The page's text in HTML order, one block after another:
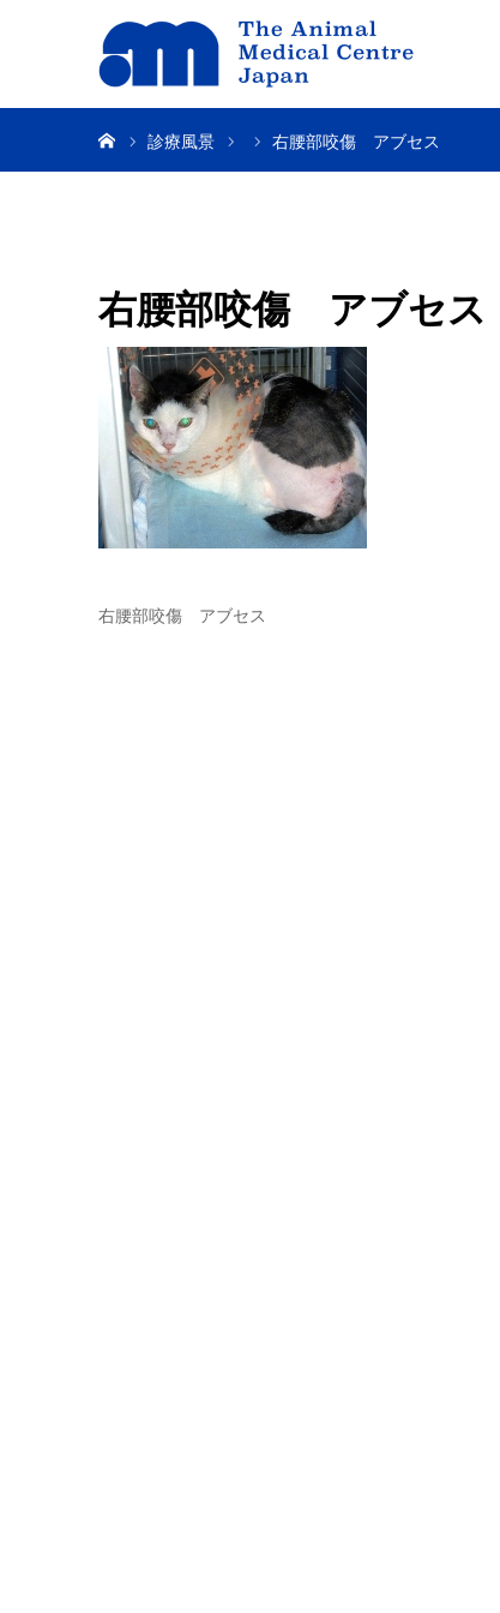
診療風景 右腰部咬傷 アブセス
右腰部咬傷 アブセス
右腰部咬傷 アブセス